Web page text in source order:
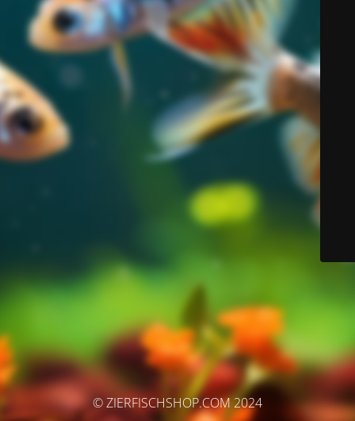
© ZIERFISCHSHOP.COM 2024